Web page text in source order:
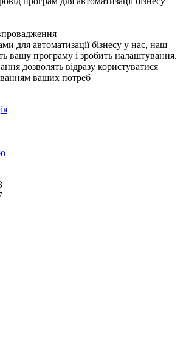
для автоматизації бізнесу у нас, наш
вашу програму і зробить налаштування.
дозволять відразу користуватися
ваших потреб